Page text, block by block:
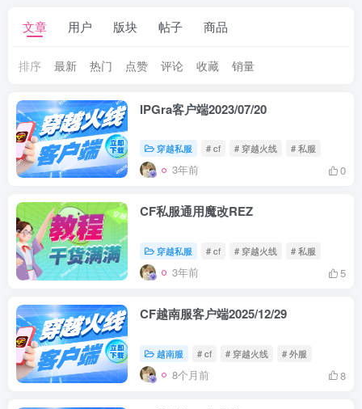
文章 用户 版块 帖子 商品
排序 最新 热门 点赞 评论 收藏 销量
IPGra客户端2023/07/20
穿越私服 # cf # 穿越火线 # 私服
3年前 0
CF私服通用魔改REZ
穿越私服 # cf # 穿越火线 # 私服
3年前 5
CF越南服客户端2025/12/29
越南服 # cf # 穿越火线 # 外服
8个月前 8